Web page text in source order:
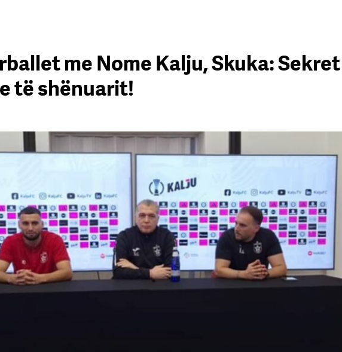
me Nome Kalju, Skuka: Sekret
të shënuarit!
thikë, kandidati demokrat për
Kongres arrestohet pas
me tek goditje!
05 Gusht, 2026
Protestuesit marshojnë drejt
Liqenit Artificial/ “Shqipëria
meriton revolucion”, thirrjet
shoqërojnë tubimin: Poshtë
diktatura!
05 Gusht, 2026